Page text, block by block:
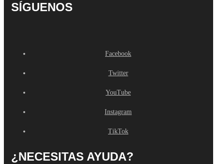
SÍGUENOS
Facebook
Twitter
YouTube
Instagram
TikTok
¿NECESITAS AYUDA?